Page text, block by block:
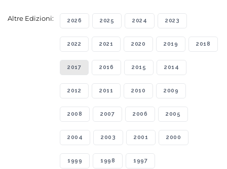
Altre Edizioni: 2026 2025 2024 2023
2022 2021 2020 2019 2018
2017 2016 2015 2014
2012 2011 2010 2009
2008 2007 2006 2005
2004 2003 2001 2000
1999 1998 1997